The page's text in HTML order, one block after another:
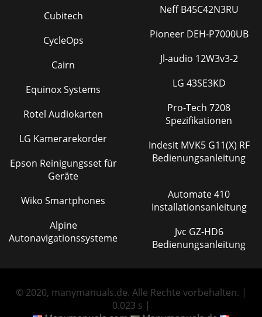
Cubitech
CycleOps
Cairn
Equinox Systems
Rotel Audiokarten
LG Kamerarekorder
Epson Reinigungsset für
Geräte
Wiko Smartphones
Alpine
Autonavigationssysteme
Neff B45C42N3RU
Pioneer DEH-P7000UB
Jl-audio 12W3v3-2
LG 43SE3KD
Pro-Tech 7208
Spezifikationen
Indesit MVK5 G11(X) RF
Bedienungsanleitung
Automate 410
Installationsanleitung
Jvc GZ-HD6
Bedienungsanleitung
© 2020, manymanuals.de. Alle Rechte vorbehalten. |
0.023 s |